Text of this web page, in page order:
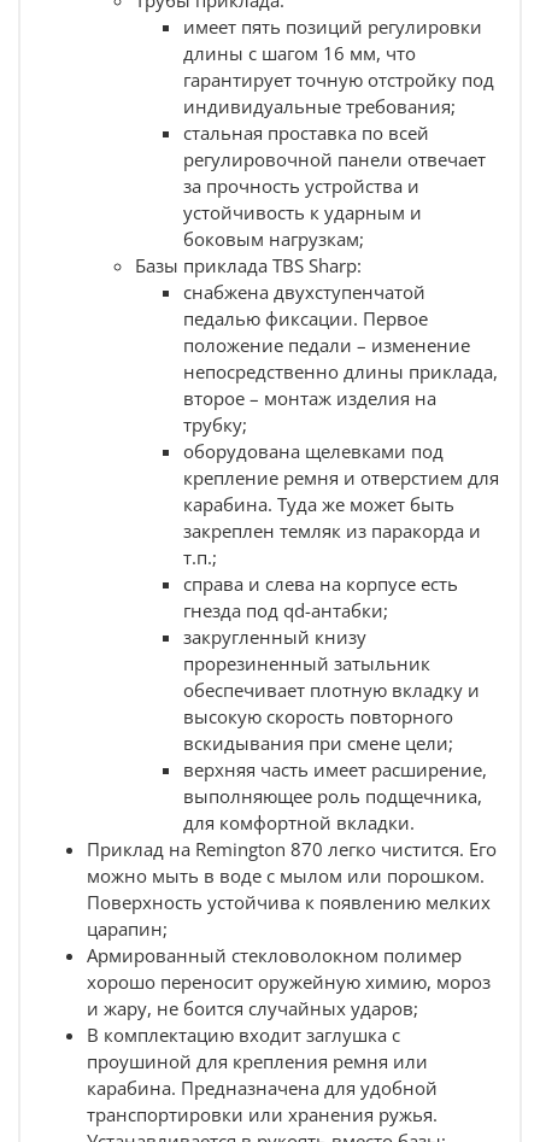
Характеристики:
Габариты (ДхШхВ, см):
max - 35.5х3.8х15.8;
min - 30х3.8х15.8;
Материал - армированный стекловолокном
Состав комплекта:
Рукоятка;
База TBS Sharp;
Труба приклада;
имеет пять позиций регулировки
длины с шагом 16 мм, что
гарантирует точную отстройку под
индивидуальные требования;
стальная проставка по всей
регулировочной панели отвечает
за прочность устройства и
устойчивость к ударным и
боковым нагрузкам;
Базы приклада TBS Sharp:
снабжена двухступенчатой
педалью фиксации. Первое
положение педали – изменение
непосредственно длины приклада,
второе – монтаж изделия на
трубку;
оборудована щелевками под
крепление ремня и отверстием для
карабина. Туда же может быть
закреплен темляк из паракорда и
т.п.;
справа и слева на корпусе есть
гнезда под qd-антабки;
закругленный книзу
прорезиненный затыльник
обеспечивает плотную вкладку и
высокую скорость повторного
вскидывания при смене цели;
верхняя часть имеет расширение,
выполняющее роль подщечника,
для комфортной вкладки.
Приклад на Remington 870 легко чистится. Его
можно мыть в воде с мылом или порошком.
Поверхность устойчива к появлению мелких
царапин;
Армированный стекловолокном полимер
хорошо переносит оружейную химию, мороз
и жару, не боится случайных ударов;
В комплектацию входит заглушка с
проушиной для крепления ремня или
карабина. Предназначена для удобной
транспортировки или хранения ружья.